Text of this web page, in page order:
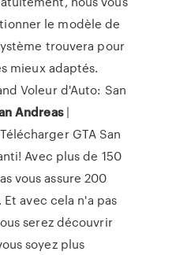
le modèle de
trouvera pour
mieux adaptés.
Voleur d'Auto: San
Andreas|
GTA San
Avec plus de 150
vous assure 200
avec cela n'a pas
serez découvrir
soyez plus